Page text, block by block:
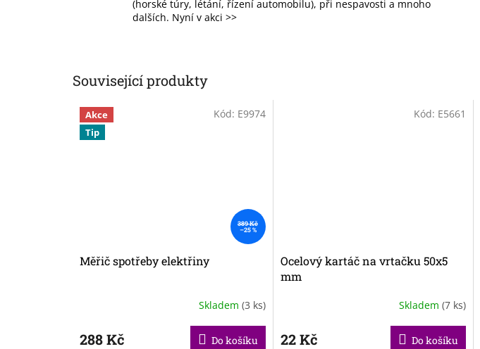
(horské túry, létání, řízení automobilu), při nespavosti a mnoho
dalších. Nyní v akci >>
Související produkty
Akce
Tip
389 Kč
–25 %
Měřič spotřeby elektřiny
Skladem (3 ks)
288 Kč Do košíku
Kód: E9974
Ocelový kartáč na vrtačku 50x5
mm
Skladem (7 ks)
22 Kč Do košíku
Kód: E5661